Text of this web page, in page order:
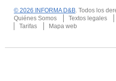
© 2026 INFORMA D&B. Todos los
Quiénes Somos
Textos legales
Tarifas
Mapa web